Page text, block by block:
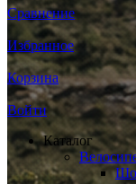
Сравнение
Избранное
Корзина
Войти
Каталог